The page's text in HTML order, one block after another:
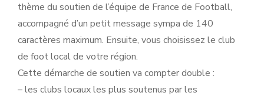
thème du soutien de l’équipe de France de Football,
accompagné d’un petit message sympa de 140
caractères maximum. Ensuite, vous choisissez le club
de foot local de votre région.
Cette démarche de soutien va compter double :
– les clubs locaux les plus soutenus par les